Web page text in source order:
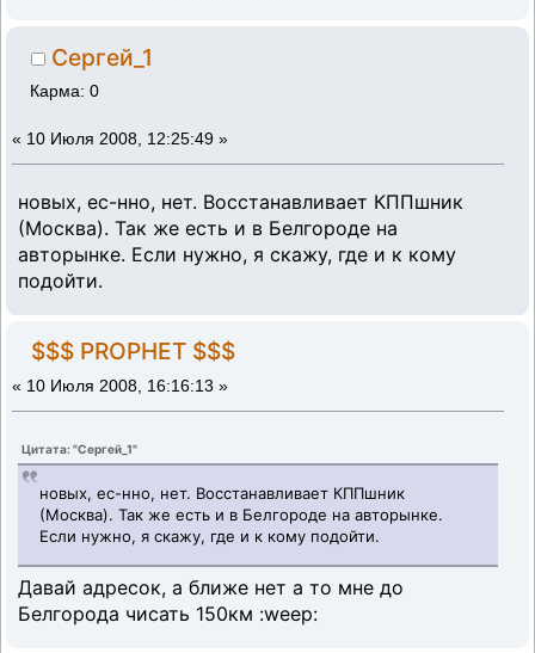
Сергей_1
Карма: 0
« 10 Июля 2008, 12:25:49 »
новых, ес-нно, нет. Восстанавливает КППшник
(Москва). Так же есть и в Белгороде на
авторынке. Если нужно, я скажу, где и к кому
подойти.
$$$ PROPHET $$$
« 10 Июля 2008, 16:16:13 »
Цитата: "Сергей_1"
новых, ес-нно, нет. Восстанавливает КППшник
(Москва). Так же есть и в Белгороде на авторынке.
Если нужно, я скажу, где и к кому подойти.
Давай адресок, а ближе нет а то мне до
Белгорода чисать 150км :weep: